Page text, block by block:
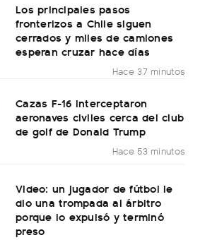
Los principales pasos
fronterizos a Chile siguen
cerrados y miles de camiones
esperan cruzar hace días
Hace 37 minutos
Cazas F-16 interceptaron
aeronaves civiles cerca del club
de golf de Donald Trump
Hace 53 minutos
Video: un jugador de fútbol le
dio una trompada al árbitro
porque lo expulsó y terminó
preso